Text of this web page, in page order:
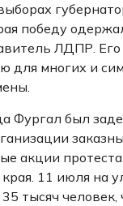
победу
ЛДПР.
для многих и
Фургал был
акции
11 июля на
тысяч человек,